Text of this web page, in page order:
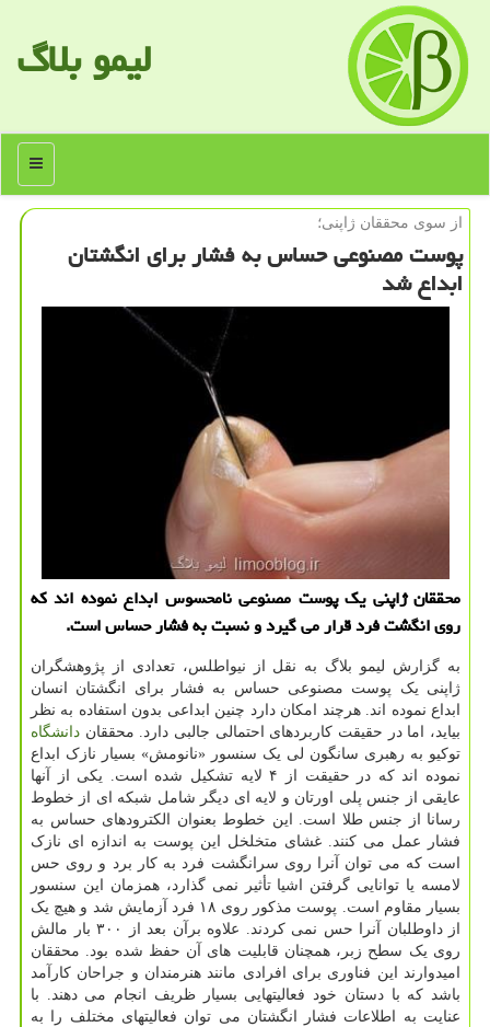
لیمو بلاگ
منو
از سوی محققان ژاپنی؛
پوست مصنوعی حساس به فشار برای انگشتان
ابداع شد
محققان ژاپنی یك پوست مصنوعی نامحسوس ابداع نموده اند كه
روی انگشت فرد قرار می گیرد و نسبت به فشار حساس است.
به گزارش لیمو بلاگ به نقل از نیواطلس، تعدادی از پژوهشگران
ژاپنی یک پوست مصنوعی حساس به فشار برای انگشتان انسان
ابداع نموده اند. هرچند امکان دارد چنین ابداعی بدون استفاده به نظر
بیاید، اما در حقیقت کاربردهای احتمالی جالبی دارد. محققان دانشگاه
توکیو به رهبری سانگون لی یک سنسور «نانومش» بسیار نازک ابداع
نموده اند که در حقیقت از ۴ لایه تشکیل شده است. یکی از آنها
عایقی از جنس پلی اورتان و لایه ای دیگر شامل شبکه ای از خطوط
رسانا از جنس طلا است. این خطوط بعنوان الکترودهای حساس به
فشار عمل می کنند. غشای متخلخل این پوست به اندازه ای نازک
است که می توان آنرا روی سرانگشت فرد به کار برد و روی حس
لامسه یا توانایی گرفتن اشیا تأثیر نمی گذارد، همزمان این سنسور
بسیار مقاوم است. پوست مذکور روی ۱۸ فرد آزمایش شد و هیچ یک
از داوطلبان آنرا حس نمی کردند. علاوه برآن بعد از ۳۰۰ بار مالش
روی یک سطح زبر، همچنان قابلیت های آن حفظ شده بود. محققان
امیدوارند این فناوری برای افرادی مانند هنرمندان و جراحان کارآمد
باشد که با دستان خود فعالیتهایی بسیار ظریف انجام می دهند. با
عنایت به اطلاعات فشار انگشتان می توان فعالیتهای مختلف را به